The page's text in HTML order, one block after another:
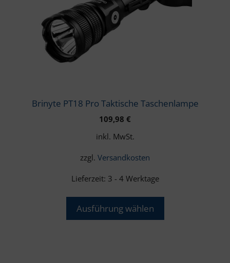
Brinyte PT18 Pro Taktische Taschenlampe
109,98 €
inkl. MwSt.
zzgl. Versandkosten
Lieferzeit: 3 - 4 Werktage
Ausführung wählen
Optionen
können
werden